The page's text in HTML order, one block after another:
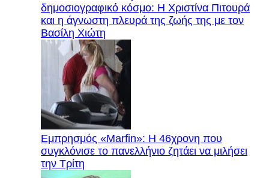
δημοσιογραφικό κόσμο: Η Χριστίνα Πιτουρά
και η άγνωστη πλευρά της ζωής της με τον
Βασίλη Χιώτη
Εμπρησμός «Marfin»: Η 46χρονη που
συγκλόνισε το πανελλήνιο ζητάει να μιλήσει
την Τρίτη